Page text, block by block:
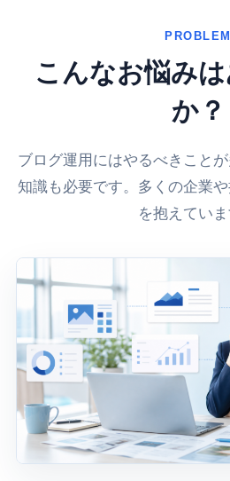
PROBLEM
こんなお悩み
か？
ブログ運用にはやるべきこと
知識も必要です。多くの企業
を抱えていま